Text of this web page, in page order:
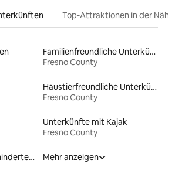
Top-Attraktionen in der
Familienfreundliche Unterkünfte
Fresno County
Haustierfreundliche Unterkünfte
Fresno County
Unterkünfte mit Kajak
Fresno County
Unterkünfte mit behindertengerechtem WC
Mehr anzeigen